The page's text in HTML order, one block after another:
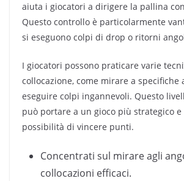
aiuta i giocatori a dirigere la pallina
Questo controllo è particolarmente
si eseguono colpi di drop o ritorni
I giocatori possono praticare varie
collocazione, come mirare a specifiche
eseguire colpi ingannevoli. Questo
può portare a un gioco più strategico
possibilità di vincere punti.
Concentrati sul mirare agli
collocazioni efficaci.